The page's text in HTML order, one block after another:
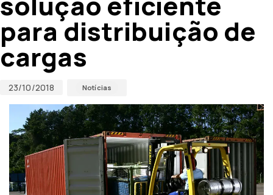
para distribuição de
cargas
23/10/2018 Notícias